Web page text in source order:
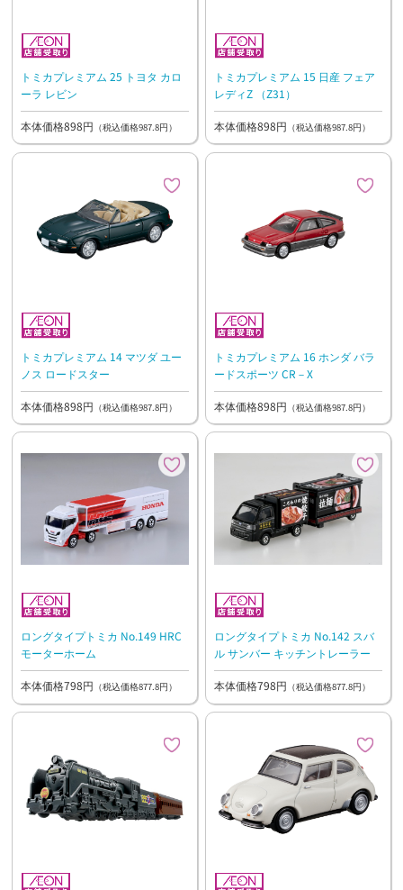
トミカプレミアム 25 トヨタ カロ
ーラ レビン
本体価格898円 （税込価格987.8円）
トミカプレミアム 15 日産 フェア
レディZ （Z31）
本体価格898円 （税込価格987.8円）
トミカプレミアム 14 マツダ ユー
ノス ロードスター
本体価格898円 （税込価格987.8円）
トミカプレミアム 16 ホンダ バラ
ードスポーツ CR－X
本体価格898円 （税込価格987.8円）
ロングタイプトミカ No.149 HRC
モーターホーム
本体価格798円 （税込価格877.8円）
ロングタイプトミカ No.142 スバ
ル サンバー キッチントレーラー
本体価格798円 （税込価格877.8円）